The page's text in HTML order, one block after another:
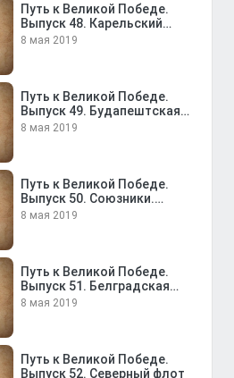
Путь к Великой Победе.
Выпуск 48. Карельский
фронт
8 мая 2019
Путь к Великой Победе.
Выпуск 49. Будапештская
наступательная операция
8 мая 2019
Путь к Великой Победе.
Выпуск 50. Союзники.
Великобритания
8 мая 2019
Путь к Великой Победе.
Выпуск 51. Белградская
наступательная операция
8 мая 2019
Путь к Великой Победе.
Выпуск 52. Северный флот